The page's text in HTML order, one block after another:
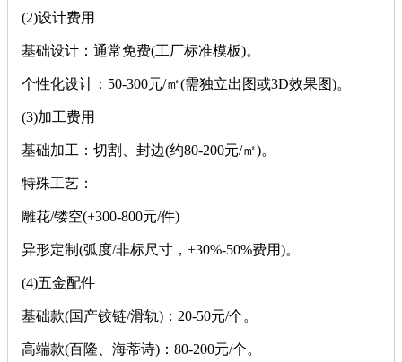
‌(2)设计费用‌
基础设计：通常免费(工厂标准模板)。
个性化设计：50-300元/㎡(需独立出图或3D效果图)。
‌(3)加工费用‌
‌基础加工‌：切割、封边(约80-200元/㎡)。
‌特殊工艺‌：
雕花/镂空(+300-800元/件)
异形定制(弧度/非标尺寸，+30%-50%费用)。
‌(4)五金配件‌
基础款(国产铰链/滑轨)：20-50元/个。
高端款(百隆、海蒂诗)：80-200元/个。